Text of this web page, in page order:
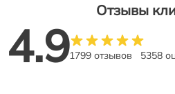
Отзывы
4.91799 отзывов 5358